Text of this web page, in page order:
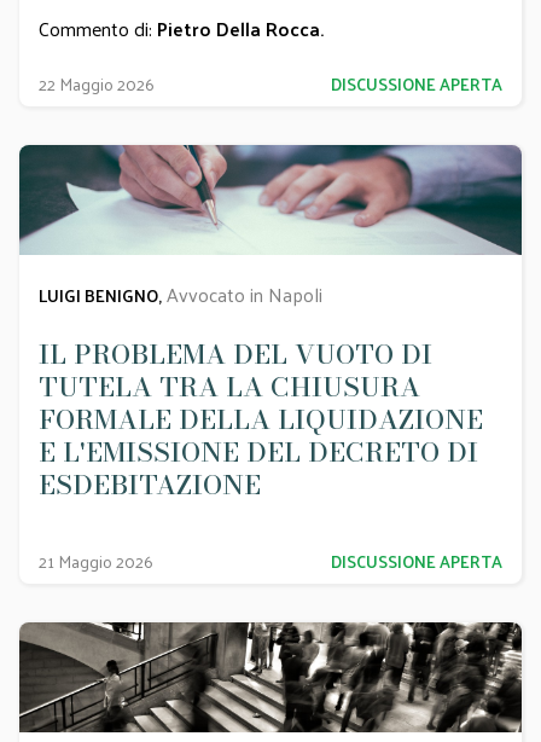
Commento di: Pietro Della Rocca.
22 Maggio 2026 DISCUSSIONE APERTA
LUIGI BENIGNO,Avvocato in Napoli
IL PROBLEMA DEL VUOTO DI
TUTELA TRA LA CHIUSURA
FORMALE DELLA LIQUIDAZIONE
E L'EMISSIONE DEL DECRETO DI
ESDEBITAZIONE
21 Maggio 2026 DISCUSSIONE APERTA